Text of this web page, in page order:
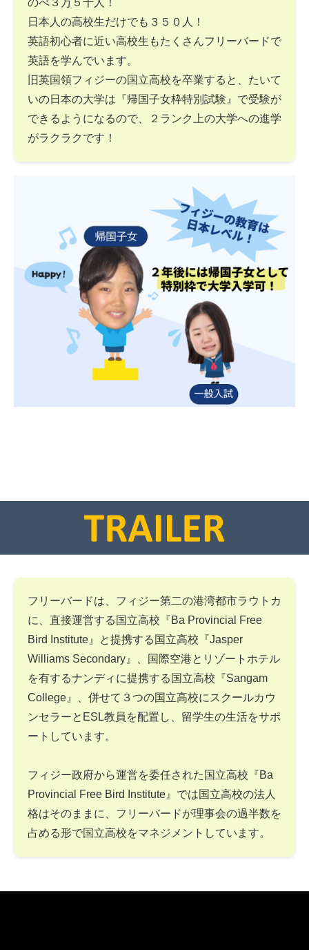
のべ３万５千人！
日本人の高校生だけでも３５０人！
英語初心者に近い高校生もたくさんフリーバードで
英語を学んでいます。
旧英国領フィジーの国立高校を卒業すると、たいて
いの日本の大学は『帰国子女枠特別試験』で受験が
できるようになるので、２ランク上の大学への進学
がラクラクです！
フリーバードは、フィジー第二の港湾都市ラウトカ
に、直接運営する国立高校『Ba Provincial Free
Bird Institute』と提携する国立高校『Jasper
Williams Secondary』、国際空港とリゾートホテル
を有するナンディに提携する国立高校『Sangam
College』、併せて３つの国立高校にスクールカウ
ンセラーとESL教員を配置し、留学生の生活をサポ
ートしています。
フィジー政府から運営を委任された国立高校『Ba
Provincial Free Bird Institute』では国立高校の法人
格はそのままに、フリーバードが理事会の過半数を
占める形で国立高校をマネジメントしています。